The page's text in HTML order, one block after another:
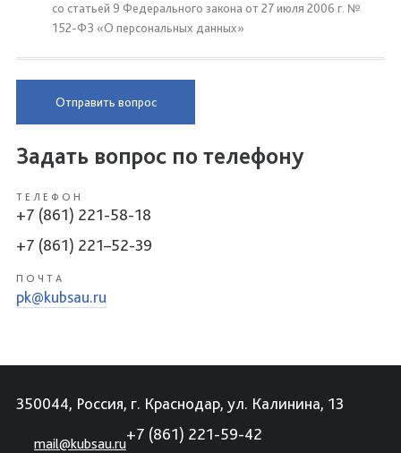
со статьей 9 Федерального закона от 27 июля 2006 г. №
152-ФЗ «О персональных данных»
Отправить вопрос
Задать вопрос по телефону
ТЕЛЕФОН
+7 (861) 221-58-18
+7 (861) 221–52-39
ПОЧТА
pk@kubsau.ru
350044, Россия, г. Краснодар, ул. Калинина, 13
mail@kubsau.ru
+7 (861) 221-59-42